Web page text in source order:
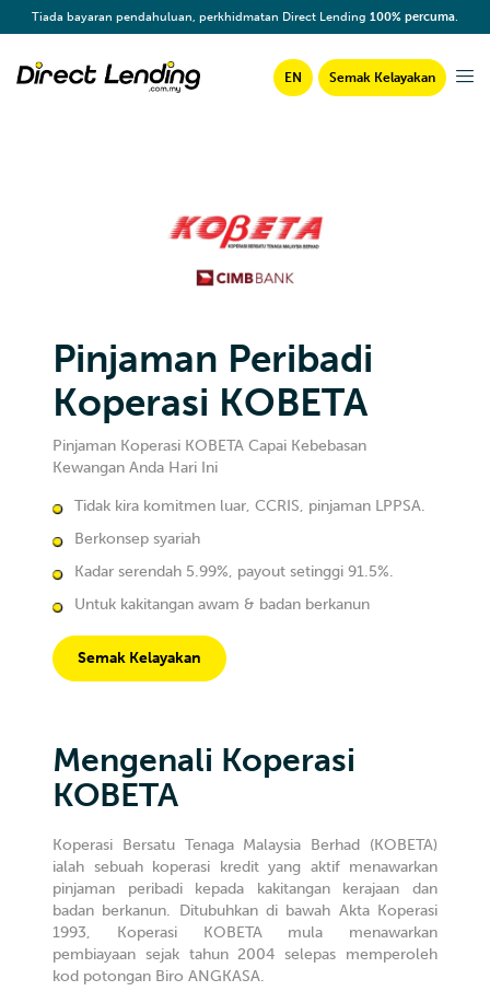
Tiada bayaran pendahuluan, perkhidmatan Direct Lending 100% percuma.
EN Semak Kelayakan
Pinjaman Peribadi
Koperasi KOBETA
Pinjaman Koperasi KOBETA Capai Kebebasan
Kewangan Anda Hari Ini
Tidak kira komitmen luar, CCRIS, pinjaman LPPSA.
Berkonsep syariah
Kadar serendah 5.99%, payout setinggi 91.5%.
Untuk kakitangan awam & badan berkanun
Semak Kelayakan
Mengenali Koperasi
KOBETA
Koperasi Bersatu Tenaga Malaysia Berhad (KOBETA)
ialah sebuah koperasi kredit yang aktif menawarkan
pinjaman peribadi kepada kakitangan kerajaan dan
badan berkanun. Ditubuhkan di bawah Akta Koperasi
1993, Koperasi KOBETA mula menawarkan
pembiayaan sejak tahun 2004 selepas memperoleh
kod potongan Biro ANGKASA.